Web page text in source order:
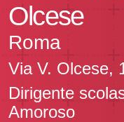
Olcese
Roma
Via V. Olcese,
Dirigente
Amoroso